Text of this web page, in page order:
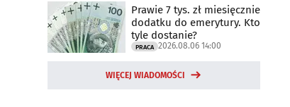
Prawie 7 tys. zł miesięcznie
dodatku do emerytury. Kto
tyle dostanie?
PRACA 2026.08.06 14:00
WIĘCEJ WIADOMOŚCI